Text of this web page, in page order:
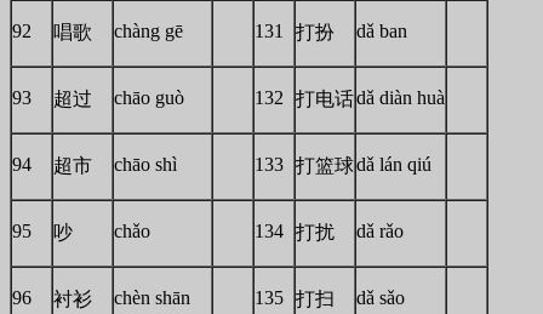
92 唱歌 chàng gē 131 打扮 dǎ ban
93 超过 chāo guò 132 打电话dǎ diàn huà
94 超市 chāo shì 133 打篮球dǎ lán qiú
95 吵 chǎo 134 打扰 dǎ rǎo
96 衬衫 chèn shān 135 打扫 dǎ sǎo